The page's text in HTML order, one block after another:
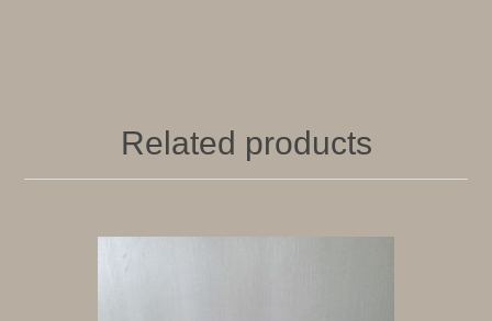
Related products